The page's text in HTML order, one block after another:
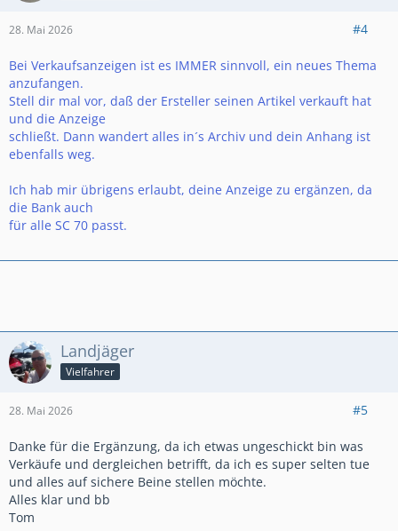
28. Mai 2026 #4
Bei Verkaufsanzeigen ist es IMMER sinnvoll, ein neues Thema
anzufangen.
Stell dir mal vor, daß der Ersteller seinen Artikel verkauft hat
und die Anzeige
schließt. Dann wandert alles in´s Archiv und dein Anhang ist
ebenfalls weg.
Ich hab mir übrigens erlaubt, deine Anzeige zu ergänzen, da
die Bank auch
für alle SC 70 passt.
Landjäger
Vielfahrer
28. Mai 2026 #5
Danke für die Ergänzung, da ich etwas ungeschickt bin was
Verkäufe und dergleichen betrifft, da ich es super selten tue
und alles auf sichere Beine stellen möchte.
Alles klar und bb
Tom